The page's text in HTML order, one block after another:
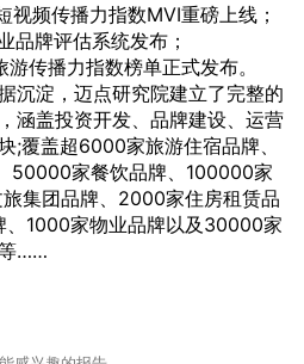
频传播力指数MVI重磅上线；
牌评估系统发布；
传播力指数榜单正式发布。
沉淀，迈点研究院建立了完整的
涵盖投资开发、品牌建设、运营
;覆盖超6000家旅游住宿品牌、
50000家餐饮品牌、100000家
集团品牌、2000家住房租赁品
1000家物业品牌以及30000家
等……